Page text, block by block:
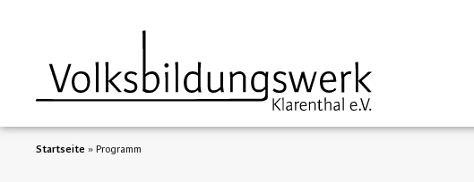
Startseite » Programm